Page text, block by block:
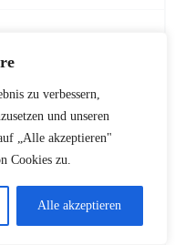
zu verbessern,
und unseren
„Alle akzeptieren"
Cookies zu.
Alle akzeptieren
Individuelle
Prüfung möglich
Meist keine